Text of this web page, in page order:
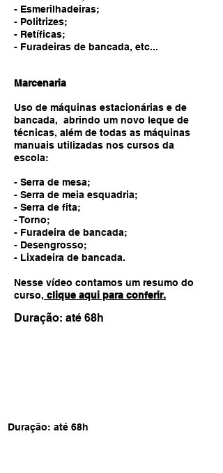
- Esmerilhadeiras;
- Politrizes;
- Retíficas;
- Furadeiras de bancada, etc...
Marcenaria
Uso de máquinas estacionárias e de
bancada, abrindo um novo leque de
técnicas, além de todas as máquinas
manuais utilizadas nos cursos da
escola:
- Serra de mesa;
- Serra de meia esquadria;
- Serra de fita;
- Torno;
- Furadeira de bancada;
- Desengrosso;
- Lixadeira de bancada.
Nesse vídeo contamos um resumo do
curso, clique aqui para conferir.
Duração: até 68h
Duração: até 68h